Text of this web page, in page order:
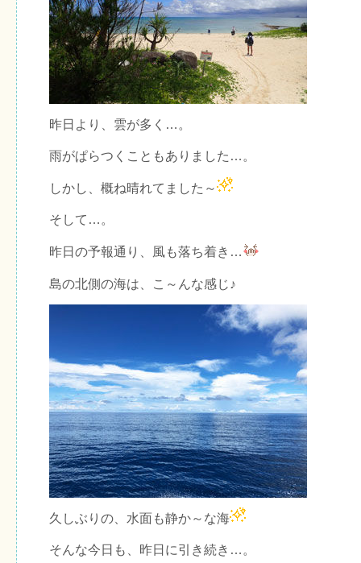
昨日より、雲が多く…。
雨がぱらつくこともありました…。
しかし、概ね晴れてました～
そして…。
昨日の予報通り、風も落ち着き…
島の北側の海は、こ～んな感じ♪
久しぶりの、水面も静か～な海
そんな今日も、昨日に引き続き…。